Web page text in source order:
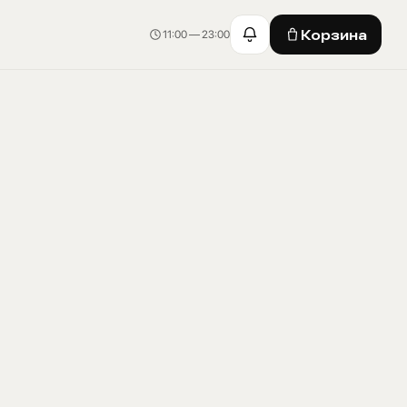
11:00 — 23:00 Корзина
Корзина · 0